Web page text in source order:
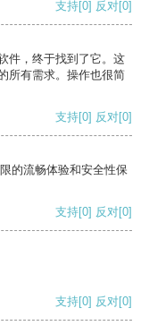
支持[0] 反对[0]
件，终于找到了它。这
所有需求。操作也很简
支持[0] 反对[0]
的流畅体验和安全性保
支持[0] 反对[0]
支持[0] 反对[0]